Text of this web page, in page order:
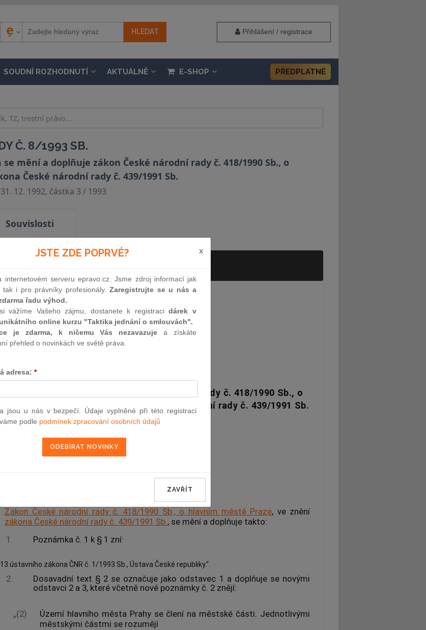
Přihlášení / registrace
SOUDNÍ ROZHODNUTÍ AKTUÁLNĚ E-SHOP PŘEDPLATNÉ
Č. 8/1993 SB.
mění a doplňuje zákon České národní rady č. 418/1990 Sb., o
České národní rady č. 439/1991 Sb.
12. 1992, částka 3 / 1993
Souvislosti
ZÁKON
České národní rady
se mění a doplňuje zákon České národní rady č. 418/1990 Sb., o
městě Praze, ve znění zákona České národní rady č. 439/1991 Sb.
Zákon České národní rady č. 418/1990 Sb., o hlavním městě Praze, ve znění
zákona České národní rady č. 439/1991 Sb., se mění a doplňuje takto:
1.
Poznámka č. 1 k § 1 zní:
ústavního zákona ČNR č. 1/1993 Sb., Ústava České republiky.“.
2.
Dosavadní text § 2 se označuje jako odstavec 1 a doplňuje se novými
odstavci 2 a 3, které včetně nové poznámky č. 2 znějí:
„(2)
Území hlavního města Prahy se člení na městské části. Jednotlivými
městskými částmi se rozumějí
JSTE ZDE POPRVÉ? x
internetovém serveru epravo.cz. Jsme zdroj informací jak
tak i pro právníky profesionály.Zaregistrujte se u nás a
řadu výhod.
vážíme Vašeho zájmu, dostanete k registracidárek v
online kurzu "Taktika jednání o smlouvách".
je zdarma, k ničemu Vás nezavazuje a získáte
přehled o novinkách ve světě práva.
adresa: *
jsou u nás v bezpečí. Údaje vyplněné při této registraci
podle podmínek zpracování osobních údajů
ZAVŘÍT